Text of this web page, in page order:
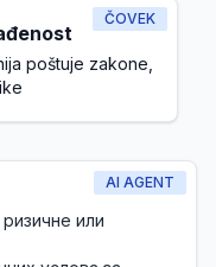
ČOVEK
poštuje zakone,
AI AGENT
или